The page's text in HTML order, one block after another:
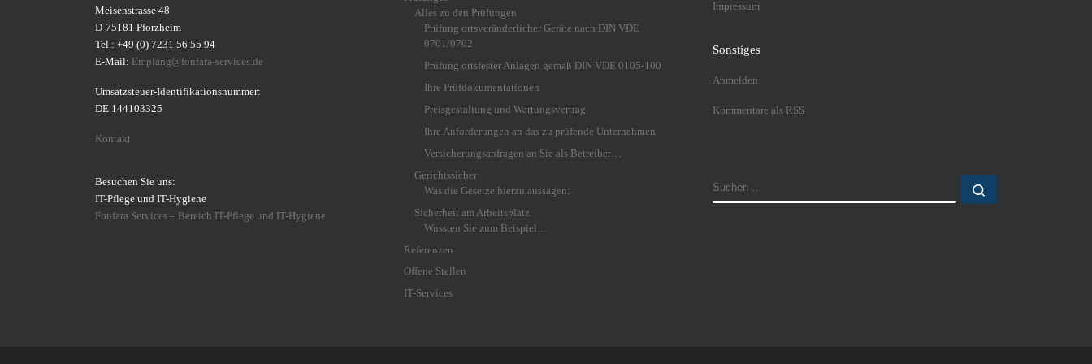
Meisenstrasse 48
D-75181 Pforzheim
Tel.: +49 (0) 7231 56 55 94
E-Mail: Empfang@fonfara-services.de
Umsatzsteuer-Identifikationsnummer:
DE 144103325
Kontakt
Besuchen Sie uns:
IT-Pflege und IT-Hygiene
Fonfara Services – Bereich IT-Pflege und IT-Hygiene
Alles zu den Prüfungen
Prüfung ortsveränderlicher Geräte nach DIN VDE
0701/0702
Prüfung ortsfester Anlagen gemäß DIN VDE 0105-100
Ihre Prüfdokumentationen
Preisgestaltung und Wartungsvertrag
Ihre Anforderungen an das zu prüfende Unternehmen
Versicherungsanfragen an Sie als Betreiber…
Gerichtssicher
Was die Gesetze hierzu aussagen:
Sicherheit am Arbeitsplatz
Wussten Sie zum Beispiel…
Referenzen
Offene Stellen
IT-Services
Impressum
Sonstiges
Anmelden
Kommentare als RSS
SUCHE